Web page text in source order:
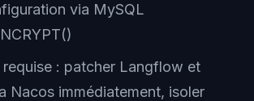
via MySQL
: patcher Langflow et
Nacos immédiatement, isoler